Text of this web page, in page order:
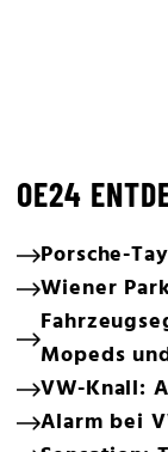
OE24
Porsche-
Wiener
Mopeds
VW-Knall:
Alarm bei